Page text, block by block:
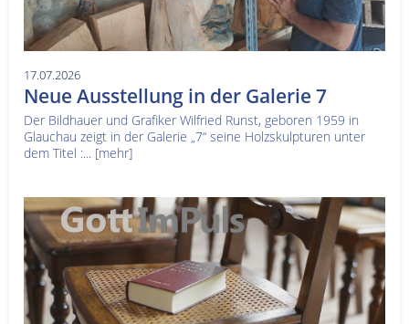
17.07.2026
Neue Ausstellung in der Galerie 7
Der Bildhauer und Grafiker Wilfried Runst, geboren 1959 in
Glauchau zeigt in der Galerie „7“ seine Holzskulpturen unter
dem Titel :... [mehr]